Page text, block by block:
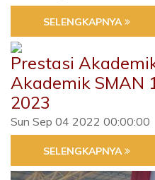
SELENGKAPNYA
Prestasi
Akademik SMAN
2023
Sun Sep 04 2022 00:00:00
SELENGKAPNYA